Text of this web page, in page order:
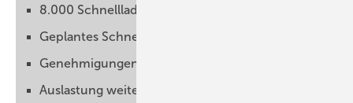
8.000 Schnellladepunkte aufgebaut
Geplantes Schnellladenetz ist fast fertig
Genehmigungen vereinfachen
Auslastung weiterhin niedrig